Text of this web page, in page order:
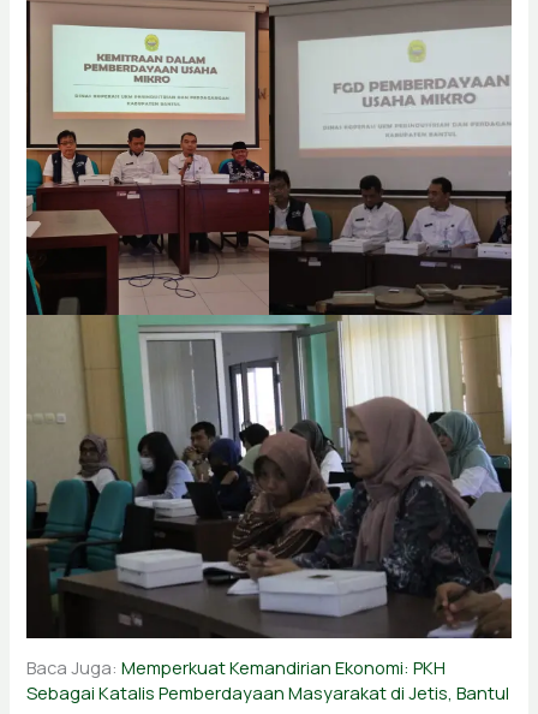
Baca Juga:Memperkuat Kemandirian Ekonomi: PKH
Sebagai Katalis Pemberdayaan Masyarakat di Jetis, Bantul